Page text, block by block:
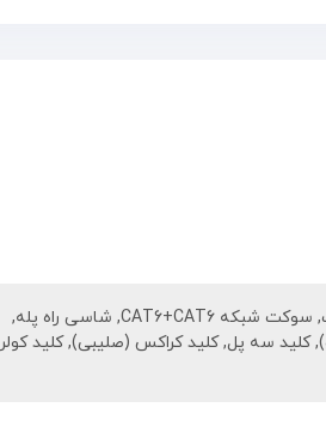
, سوکت شبکه CAT6+CAT6 , شاسی راه پله,
,کلید سه پل,کلید کراکس (صلیبی),کلید کولر